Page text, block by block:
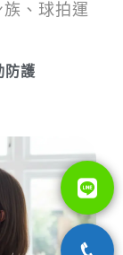
族、球拍運
防護